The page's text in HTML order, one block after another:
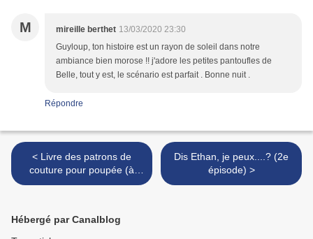
M mireille berthet 13/03/2020 23:30
Guyloup, ton histoire est un rayon de soleil dans notre
ambiance bien morose !! j'adore les petites pantoufles de
Belle, tout y est, le scénario est parfait . Bonne nuit .
Répondre
< Livre des patrons de
couture pour poupée (à
télécharger gratuitement)
Dis Ethan, je peux....? (2e
épisode) >
Hébergé par Canalblog